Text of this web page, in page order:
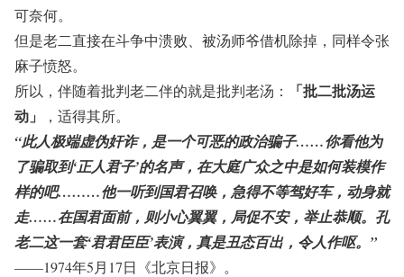
可奈何。
但是老二直接在斗争中溃败、被汤师爷借机除掉，同样令张
麻子愤怒。
所以，伴随着批判老二伴的就是批判老汤：
「批二批汤运
动」
，适得其所。
“此人极端虚伪奸诈，是一个可恶的政治骗子……你看他为
了骗取到‘正人君子’的名声，在大庭广众之中是如何装模作
样的吧………他一听到国君召唤，急得不等驾好车，动身就
走……在国君面前，则小心翼翼，局促不安，举止恭顺。孔
老二这一套‘君君臣臣’表演，真是丑态百出，令人作呕。”
——1974年5月17日《北京日报》。